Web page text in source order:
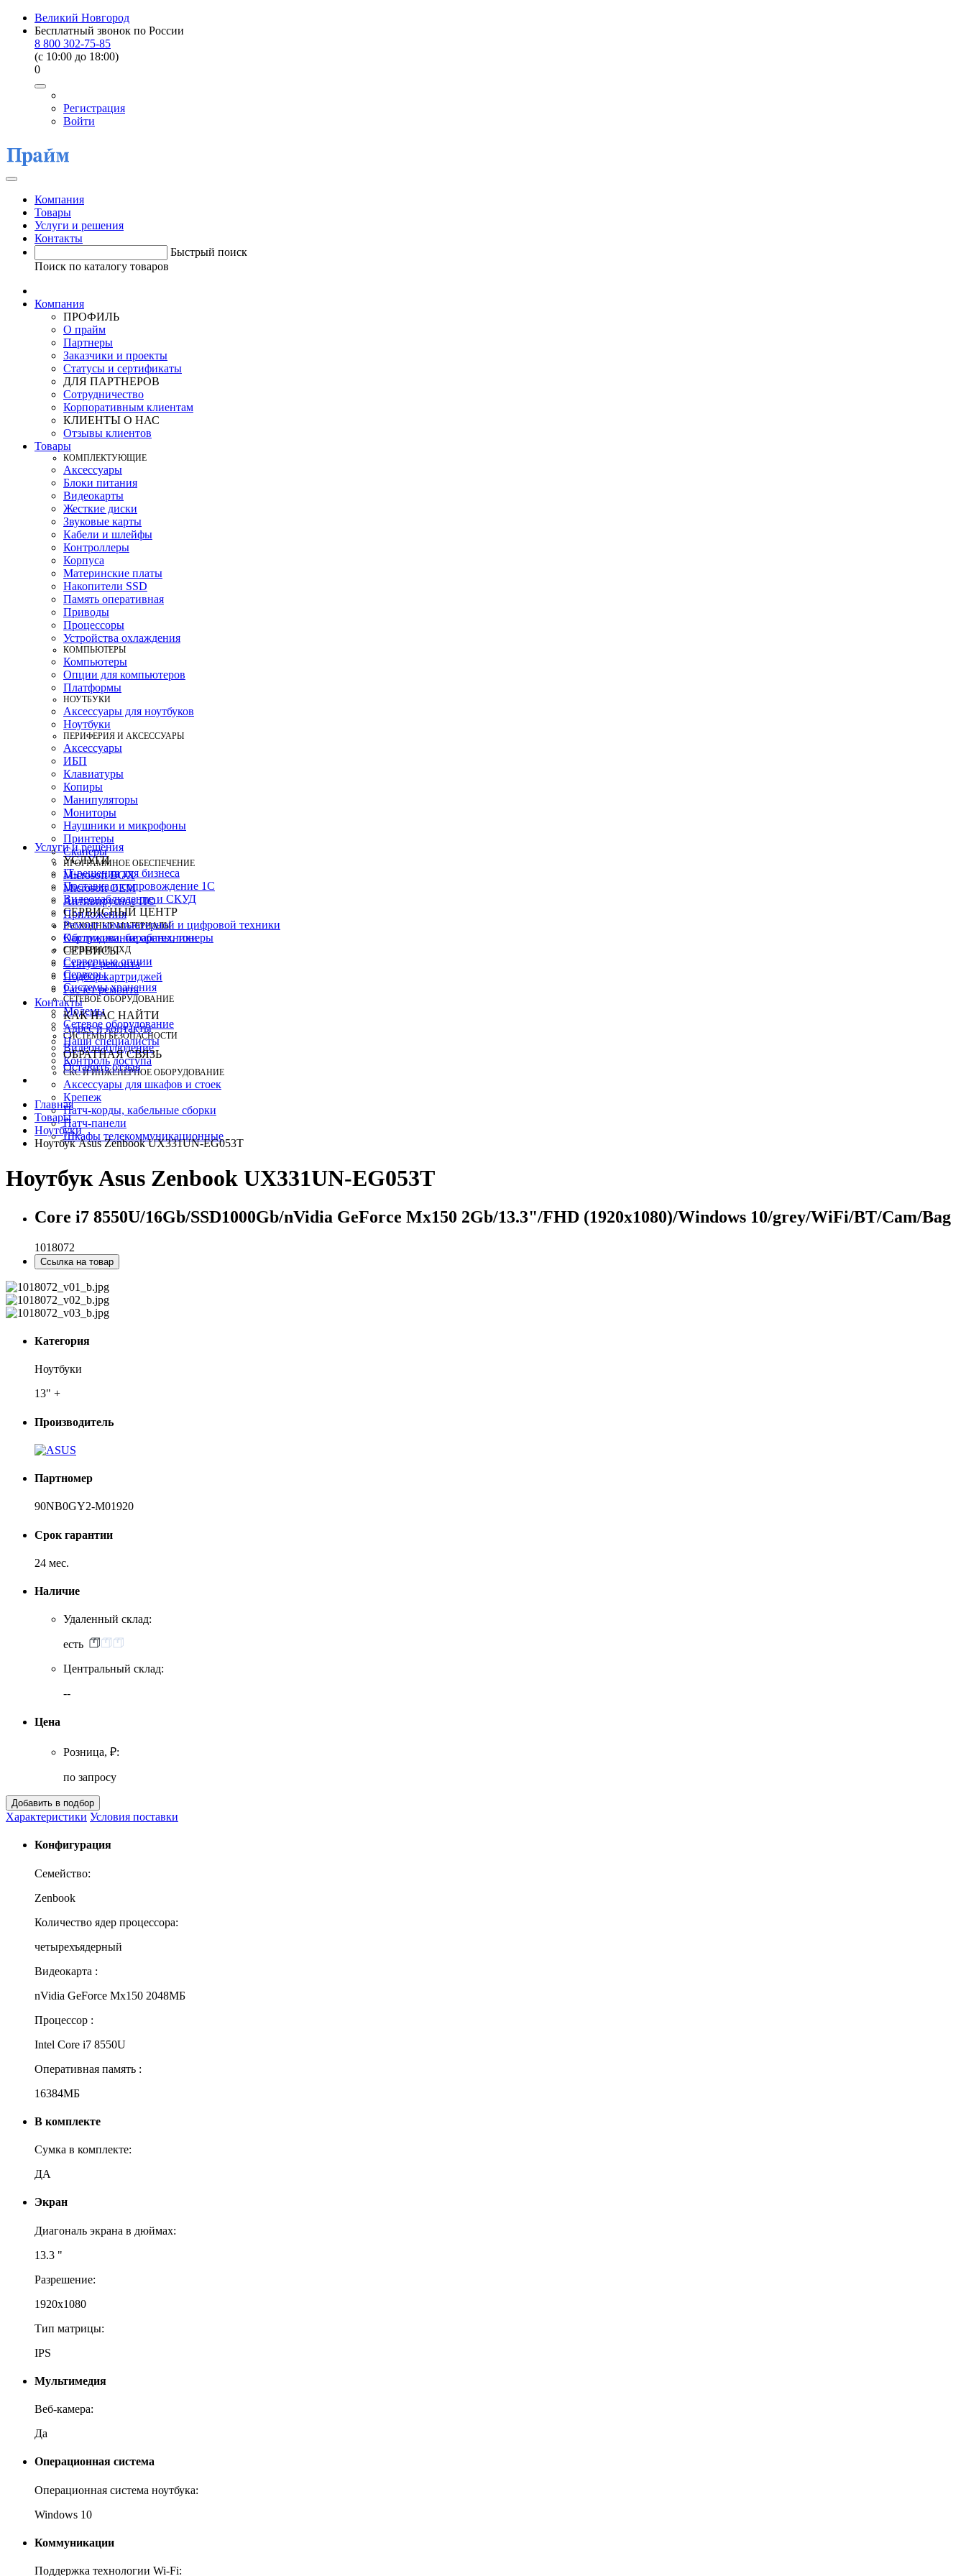
Великий Новгород
Бесплатный звонок по России
8 800 302-75-85
(c 10:00 до 18:00)
0
Регистрация
Войти
Компания
Товары
Услуги и решения
Контакты
Быстрый поиск
Поиск по каталогу товаров
Компания
ПРОФИЛЬ
О прайм
Партнеры
Заказчики и проекты
Статусы и сертификаты
ДЛЯ ПАРТНЕРОВ
Сотрудничество
Корпоративным клиентам
КЛИЕНТЫ О НАС
Отзывы клиентов
Товары
КOМПЛЕКТУЮЩИЕ
Аксессуары
Блоки питания
Видеокарты
Жесткие диски
Звуковые карты
Кабели и шлейфы
Контроллеры
Корпуса
Материнские платы
Накопители SSD
Память оперативная
Приводы
Процессоры
Устройства охлаждения
КОМПЬЮТЕРЫ
Компьютеры
Опции для компьютеров
Платформы
НОУТБУКИ
Аксессуары для ноутбуков
Ноутбуки
ПЕРИФЕРИЯ И АКСЕССУАРЫ
Аксессуары
ИБП
Клавиатуры
Копиры
Манипуляторы
Мониторы
Наушники и микрофоны
Принтеры
Сканеры
ПРОГРАММНОЕ ОБЕСПЕЧЕНИЕ
Microsoft BOX
Microsoft OEM
Антивирусное ПО
Приложения
РАСХОДНЫЕ МАТЕРИАЛЫ
Картриджи, барабаны, тонеры
СЕРВЕРЫ И СХД
Серверные опции
Серверы
Системы хранения
СЕТЕВОЕ ОБОРУДОВАНИЕ
Модемы
Сетевое оборудование
СИСТЕМЫ БЕЗОПАСНОСТИ
Видеонаблюдение
Контроль доступа
СКС И ИНЖЕНЕРНОЕ ОБОРУДОВАНИЕ
Аксессуары для шкафов и стоек
Крепеж
Патч-корды, кабельные сборки
Патч-панели
Шкафы телекоммуникационные
Услуги и решения
УСЛУГИ
IT-решения для бизнеса
Поставка и сопровождение 1C
Видеонаблюдение и СКУД
СЕРВИСНЫЙ ЦЕНТР
Ремонт компьютерной и цифровой техники
Обслуживание оргтехники
СЕРВИСЫ
Статус ремонта
Подбор картриджей
Расчет ремонта
Контакты
КАК НАС НАЙТИ
Адрес и контакты
Наши специалисты
ОБРАТНАЯ СВЯЗЬ
Оставить отзыв
Главная
Товары
Ноутбуки
Ноутбук Asus Zenbook UX331UN-EG053T
Ноутбук Asus Zenbook UX331UN-EG053T
Core i7 8550U/16Gb/SSD1000Gb/nVidia GeForce Mx150 2Gb/13.3"/FHD (1920x1080)/Windows 10/grey/WiFi/BT/Cam/Bag
1018072
Ссылка на товар
Категория
Ноутбуки
13" +
Производитель
Партномер
90NB0GY2-M01920
Срок гарантии
24 мес.
Наличие
Удаленный склад:
есть
Центральный склад:
--
Цена
Розница, ₽:
по запросу
Характеристики Условия поставки
Конфигурация
Семейство:
Zenbook
Количество ядер процессора:
четырехъядерный
Видеокарта :
nVidia GeForce Mx150 2048МБ
Процессор :
Intel Core i7 8550U
Оперативная память :
16384МБ
В комплекте
Сумка в комплекте:
ДА
Экран
Диагональ экрана в дюймах:
13.3 "
Разрешение:
1920x1080
Тип матрицы:
IPS
Мультимедия
Веб-камера:
Да
Операционная система
Операционная система ноутбука:
Windows 10
Коммуникации
Поддержка технологии Wi-Fi: